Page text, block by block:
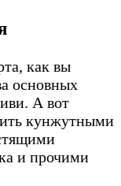
как вы
основных
А вот
кунжутными
и прочими